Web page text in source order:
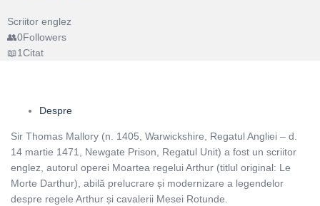
Scriitor englez
0Followers
1Citat
Despre
Sir Thomas Mallory (n. 1405, Warwickshire, Regatul Angliei – d.
14 martie 1471, Newgate Prison​, Regatul Unit) a fost un scriitor
englez, autorul operei Moartea regelui Arthur (titlul original: Le
Morte Darthur), abilă prelucrare și modernizare a legendelor
despre regele Arthur și cavalerii Mesei Rotunde.